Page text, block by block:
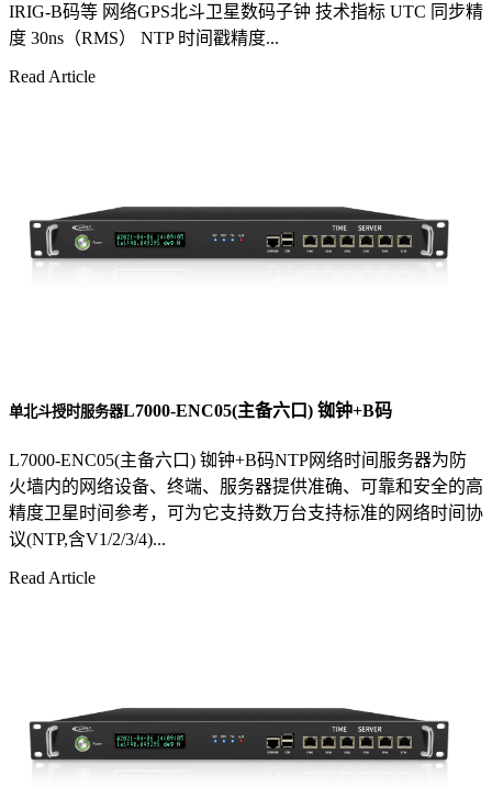
IRIG-B码等 网络GPS北斗卫星数码子钟 技术指标 UTC 同步精
度 30ns（RMS） NTP 时间戳精度...
Read Article
单北斗授时服务器L7000-ENC05(主备六口) 铷钟+B码
L7000-ENC05(主备六口) 铷钟+B码NTP网络时间服务器为防
火墙内的网络设备、终端、服务器提供准确、可靠和安全的高
精度卫星时间参考，可为它支持数万台支持标准的网络时间协
议(NTP,含V1/2/3/4)...
Read Article